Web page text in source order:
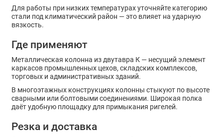
Для работы при низких температурах уточняйте категорию
стали под климатический район — это влияет на ударную
вязкость.
Где применяют
Металлическая колонна из двутавра К — несущий элемент
каркасов промышленных цехов, складских комплексов,
торговых и административных зданий.
В многоэтажных конструкциях колонны стыкуют по высоте
сварными или болтовыми соединениями. Широкая полка
даёт удобную площадку для примыкания ригелей.
Резка и доставка